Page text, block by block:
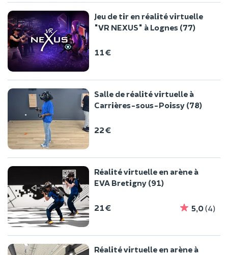
Jeu de tir en réalité virtuelle
"VR NEXUS" à Lognes (77)
11 €
Salle de réalité virtuelle à
Carrières-sous-Poissy (78)
22 €
Réalité virtuelle en arène à
EVA Bretigny (91)
21 € 5,0(4)
Réalité virtuelle en arène à